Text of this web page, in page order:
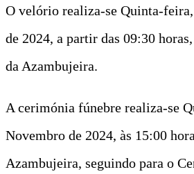
O velório realiza-se Quinta-
de 2024, a partir das 09:30
da Azambujeira.
A cerimónia fúnebre realiza-se
Novembro de 2024, às 15:00
Azambujeira, seguindo para o